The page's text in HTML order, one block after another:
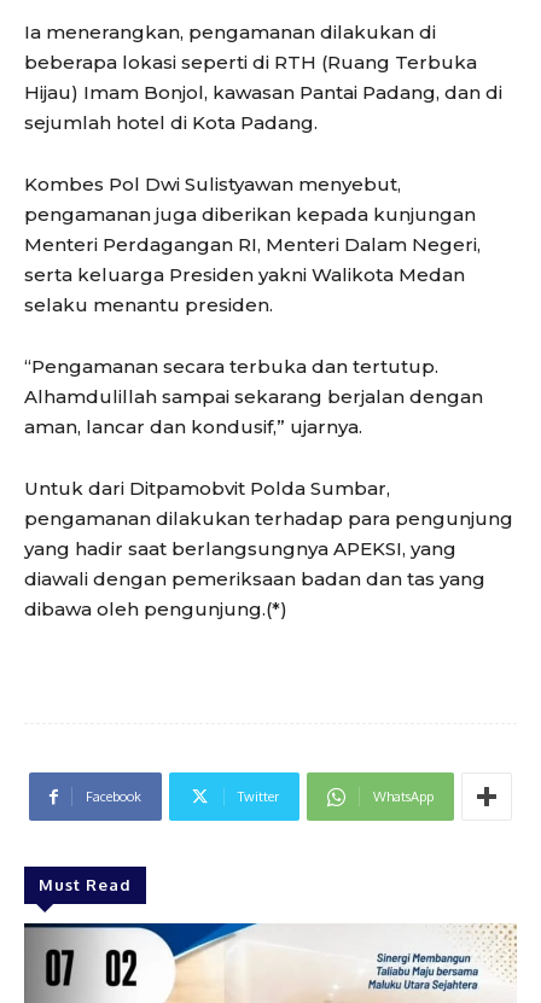
Ia menerangkan, pengamanan dilakukan di
beberapa lokasi seperti di RTH (Ruang Terbuka
Hijau) Imam Bonjol, kawasan Pantai Padang, dan di
sejumlah hotel di Kota Padang.
Kombes Pol Dwi Sulistyawan menyebut,
pengamanan juga diberikan kepada kunjungan
Menteri Perdagangan RI, Menteri Dalam Negeri,
serta keluarga Presiden yakni Walikota Medan
selaku menantu presiden.
“Pengamanan secara terbuka dan tertutup.
Alhamdulillah sampai sekarang berjalan dengan
aman, lancar dan kondusif,” ujarnya.
Untuk dari Ditpamobvit Polda Sumbar,
pengamanan dilakukan terhadap para pengunjung
yang hadir saat berlangsungnya APEKSI, yang
diawali dengan pemeriksaan badan dan tas yang
dibawa oleh pengunjung.(*)
Facebook Twitter WhatsApp
Must Read